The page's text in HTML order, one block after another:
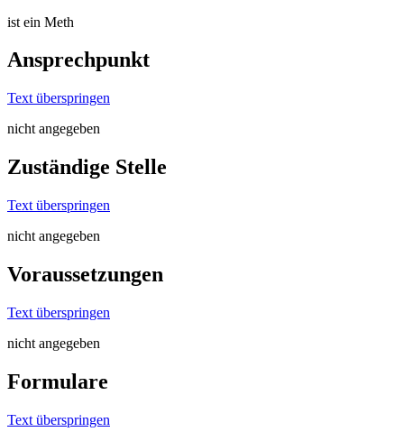
ist ein Meth
Ansprechpunkt
Text überspringen
nicht angegeben
Zuständige Stelle
Text überspringen
nicht angegeben
Voraussetzungen
Text überspringen
nicht angegeben
Formulare
Text überspringen